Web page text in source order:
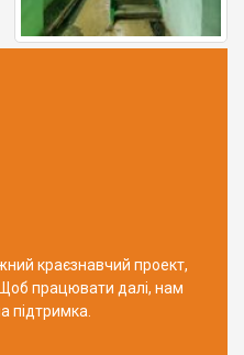
краєзнавчий проект,
працювати далі, нам
підтримка.